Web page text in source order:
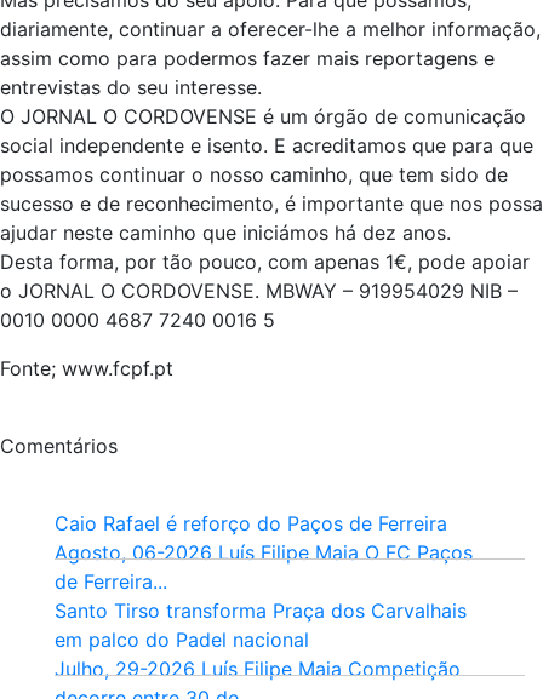
diariamente, continuar a oferecer-lhe a melhor informação,
assim como para podermos fazer mais reportagens e
entrevistas do seu interesse.
O JORNAL O CORDOVENSE é um órgão de comunicação
social independente e isento. E acreditamos que para que
possamos continuar o nosso caminho, que tem sido de
sucesso e de reconhecimento, é importante que nos possa
ajudar neste caminho que iniciámos há dez anos.
Desta forma, por tão pouco, com apenas 1€, pode apoiar
o JORNAL O CORDOVENSE. MBWAY – 919954029 NIB –
0010 0000 4687 7240 0016 5
Fonte; www.fcpf.pt
Comentários
Caio Rafael é reforço do Paços de Ferreira
Agosto, 06-2026 Luís Filipe Maia O FC Paços
de Ferreira...
Santo Tirso transforma Praça dos Carvalhais
em palco do Padel nacional
Julho, 29-2026 Luís Filipe Maia Competição